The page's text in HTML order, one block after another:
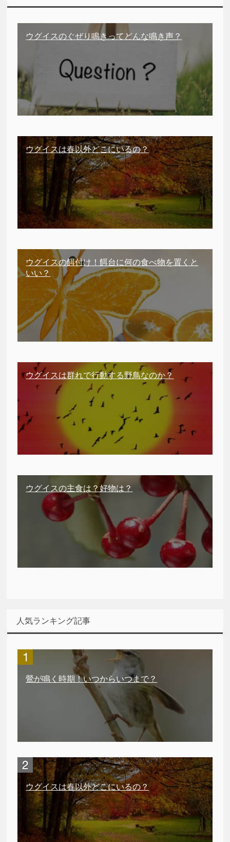
ウグイスのぐぜり鳴きってどんな鳴き声？
ウグイスは春以外どこにいるの？
ウグイスの餌付け！餌台に何の食べ物を置くと
いい？
ウグイスは群れで行動する野鳥なのか？
ウグイスの主食は？好物は？
人気ランキング記事
鶯が鳴く時期！いつからいつまで？
ウグイスは春以外どこにいるの？